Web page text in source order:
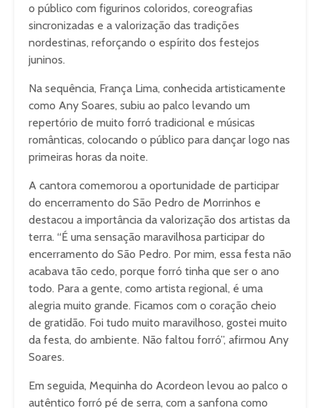
o público com figurinos coloridos, coreografias
sincronizadas e a valorização das tradições
nordestinas, reforçando o espírito dos festejos
juninos.
Na sequência, França Lima, conhecida artisticamente
como Any Soares, subiu ao palco levando um
repertório de muito forró tradicional e músicas
românticas, colocando o público para dançar logo nas
primeiras horas da noite.
A cantora comemorou a oportunidade de participar
do encerramento do São Pedro de Morrinhos e
destacou a importância da valorização dos artistas da
terra. “É uma sensação maravilhosa participar do
encerramento do São Pedro. Por mim, essa festa não
acabava tão cedo, porque forró tinha que ser o ano
todo. Para a gente, como artista regional, é uma
alegria muito grande. Ficamos com o coração cheio
de gratidão. Foi tudo muito maravilhoso, gostei muito
da festa, do ambiente. Não faltou forró”, afirmou Any
Soares.
Em seguida, Mequinha do Acordeon levou ao palco o
autêntico forró pé de serra, com a sanfona como